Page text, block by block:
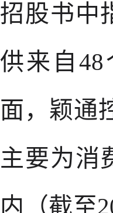
招股书中
供来自
面，颖通
主要为消
内（截至